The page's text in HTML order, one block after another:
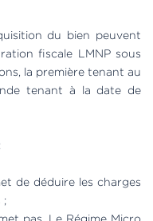
du bien peuvent
fiscale LMNP sous
la première tenant au
tenant à la date de
:
de déduire les charges
;